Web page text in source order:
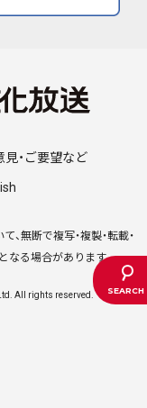
見・ご要望など
無断で複写・複製・転載・
なる場合があります。
All rights reserved.